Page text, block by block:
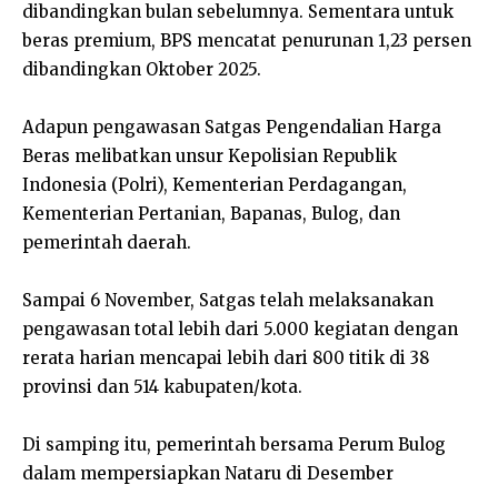
dibandingkan bulan sebelumnya. Sementara untuk
beras premium, BPS mencatat penurunan 1,23 persen
dibandingkan Oktober 2025.
Adapun pengawasan Satgas Pengendalian Harga
Beras melibatkan unsur Kepolisian Republik
Indonesia (Polri), Kementerian Perdagangan,
Kementerian Pertanian, Bapanas, Bulog, dan
pemerintah daerah.
Sampai 6 November, Satgas telah melaksanakan
pengawasan total lebih dari 5.000 kegiatan dengan
rerata harian mencapai lebih dari 800 titik di 38
provinsi dan 514 kabupaten/kota.
Di samping itu, pemerintah bersama Perum Bulog
dalam mempersiapkan Nataru di Desember